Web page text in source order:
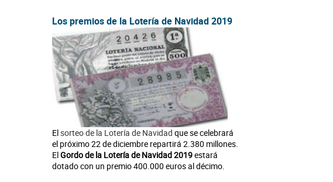
Los premios de la Lotería de Navidad 2019
Elsorteo de la Lotería de Navidad que se celebrará
el próximo 22 de diciembre repartirá 2.380 millones.
ElGordo de la Lotería de Navidad 2019estará
dotado con un premio 400.000 euros al décimo.